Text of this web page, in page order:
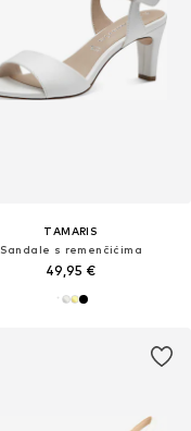
TAMARIS
Sandale s remenčićima
49,95 €